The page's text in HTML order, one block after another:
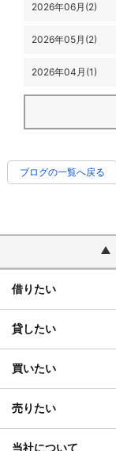
2026年06月(2)
2026年05月(2)
2026年04月(1)
ブログの一覧へ戻る
借りたい
貸したい
買いたい
売りたい
当社について